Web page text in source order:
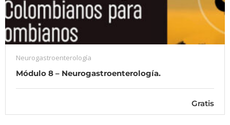
Neurogastroenterología
Módulo 8 – Neurogastroenterología.
Gratis